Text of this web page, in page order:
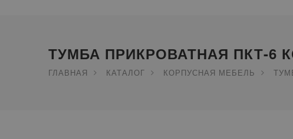
ТУМБА ПРИКРОВАТНАЯ ПКТ-6
ГЛАВНАЯ КАТАЛОГ КОРПУСНАЯ МЕБЕЛЬ